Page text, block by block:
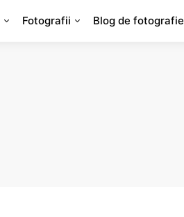
Fotografii Blog de fotografie